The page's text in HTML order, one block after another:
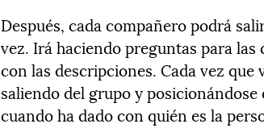
Después, cada compañero podrá
vez. Irá haciendo preguntas para
con las descripciones. Cada vez
saliendo del grupo y
cuando ha dado con quién es la